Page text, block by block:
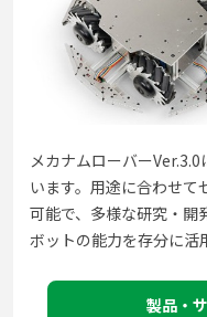
メカナムローバー
います。用途に合わせ
可能で、多様な研究・開
ボットの能力を存分に活
製品・